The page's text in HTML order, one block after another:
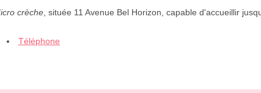
crèche , située 11 Avenue Bel Horizon, capable d'accueillir
Téléphone